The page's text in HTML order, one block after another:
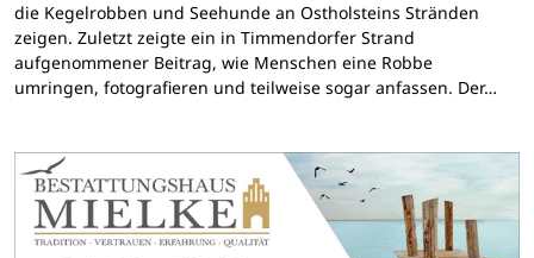
die Kegelrobben und Seehunde an Ostholsteins Stränden
zeigen. Zuletzt zeigte ein in Timmendorfer Strand
aufgenommener Beitrag, wie Menschen eine Robbe
umringen, fotografieren und teilweise sogar anfassen. Der…